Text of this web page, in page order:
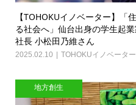
【TOHOKUイノベーター】「
る社会へ」仙台出身の学生起
社長 小松田乃維さん
2025.02.10 TOHOKUイノベーター
地方創生